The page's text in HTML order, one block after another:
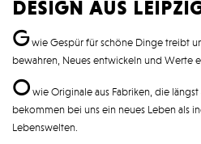
Gwie Gespür für schöne Dinge treibt
bewahren, Neues entwickeln und Werte
O wie Originale aus Fabriken, die
bekommen bei uns ein neues Leben als
Lebenswelten.